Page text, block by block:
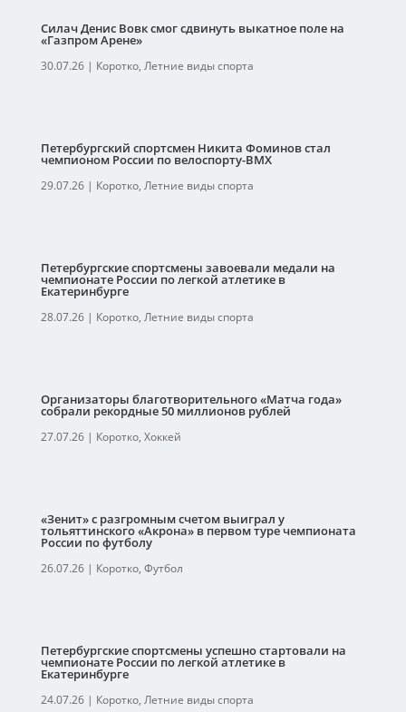
Силач Денис Вовк смог сдвинуть выкатное поле на
«Газпром Арене»
30.07.26| Коротко, Летние виды спорта
Петербургский спортсмен Никита Фоминов стал
чемпионом России по велоспорту-ВМХ
29.07.26| Коротко, Летние виды спорта
Петербургские спортсмены завоевали медали на
чемпионате России по легкой атлетике в
Екатеринбурге
28.07.26| Коротко, Летние виды спорта
Организаторы благотворительного «Матча года»
собрали рекордные 50 миллионов рублей
27.07.26| Коротко, Хоккей
«Зенит» с разгромным счетом выиграл у
тольяттинского «Акрона» в первом туре чемпионата
России по футболу
26.07.26| Коротко, Футбол
Петербургские спортсмены успешно стартовали на
чемпионате России по легкой атлетике в
Екатеринбурге
24.07.26| Коротко, Летние виды спорта